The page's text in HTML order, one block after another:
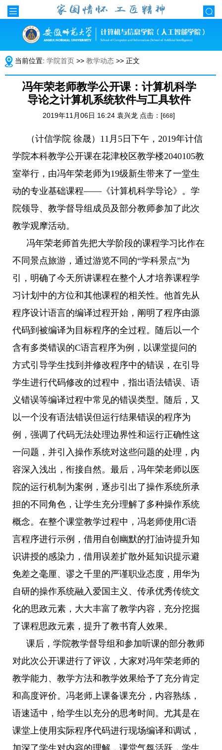
当前位置: 学院首页 >> 教学动态 >> 正文
冯年荣老师教学公开课：计算机科学
导论之计算机系统软件与工具软件
2019年11月06日 16:24 袁兴龙 点击：[668]
（计信学院 徐晟） 11 月 5 日下午， 2019年计信
学院本科教学公开课在花津校区教学楼2040105教
室举行，由冯年荣老师为19级新生带来了一堂生
动的专业基础课程——《计算机科学导论》。学
院领导、教学督导组成员及部分教师参加了此次
教学观摩活动。
冯年荣老师首先把大学阶段的课程学习比作在
不同景点旅游，通过游览不同的“学科景点”为
引，明确了今天所讲课程在整个人才培养课程学
习计划中的方位和其他课程的相关性。他首先从
程序设计语言的编译过程开始，阐明了程序由源
代码到被编译为目标程序的全过程。随后以一个
含有多类错误的C语言程序为例，以课堂提问的
方式引导学生找到并修改程序中的错误，在引导
学生进行代码修改的过程中，指出语法错误、语
义错误等编译过程中常见的错误类型。随后，又
以一个没有语法错误但运行结果错误的程序为
例，强调了代码无法处理边界性和运行正确性这
一问题，并引入操作系统对这些问题的处理，内
容深入浅出，衔接自然。最后，冯年荣老师以医
院的运行机制为案例，逐步引出了操作系统所承
担的不同角色，让学生充分理解了多种操作系统
概念。在整个课堂教学过程中，冯老师使用C语
言程序进行示例，借用自创幽默的打油诗提升知
识讲授的感染力，借用误差扩散外延知识提示避
免差之毫厘、谬之千里的严谨职业态度，用华为
自研的操作系统融入爱国主义、传承优秀传统文
化的思政元素，大大丰富了教学内容，充分挖掘
了课程思政元素，提升了教书育人效果。
课后，学院教学督导组和参加听课的部分教师
对此次公开课进行了评议，大家对冯年荣老师的
教学能力、教学方法和教学效果给予了充分肯定
和高度评价。冯老师上课备课充分，内容熟练，
语速适中，给学生以充分的思考时间。尤其是在
课堂上使用实际程序代码进行现场编译和调试，
加深了学生对内容的理解，课堂气氛活跃，学生